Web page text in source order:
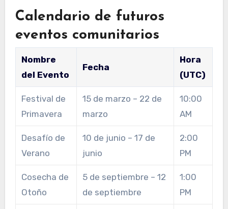
Calendario de futuros
eventos comunitarios
Nombre
del Evento
Fecha
Hora
(UTC)
Festival de
Primavera
15 de marzo – 22 de
marzo
10:00
AM
Desafío de
Verano
10 de junio – 17 de
junio
2:00
PM
Cosecha de
Otoño
5 de septiembre – 12
de septiembre
1:00
PM